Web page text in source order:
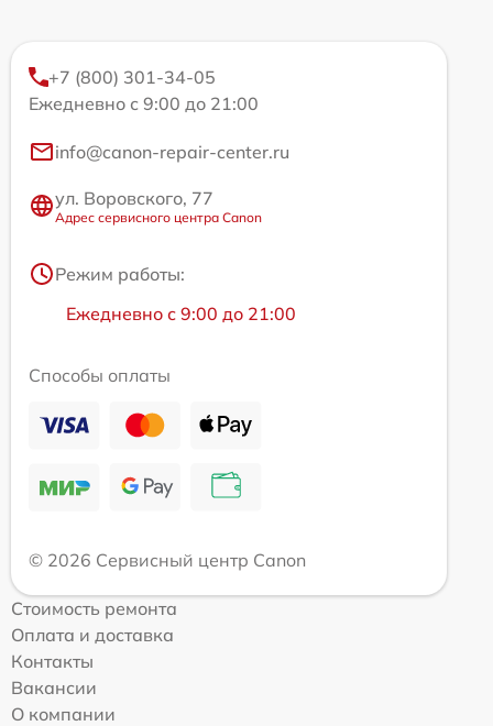
+7 (800) 301-34-05
Ежедневно с 9:00 до 21:00
info@canon-repair-center.ru
ул. Воровского, 77
Адрес сервисного центра Canon
Режим работы:
Ежедневно с 9:00 до 21:00
Способы оплаты
© 2026 Сервисный центр Canon
Стоимость ремонта
Оплата и доставка
Контакты
Вакансии
О компании